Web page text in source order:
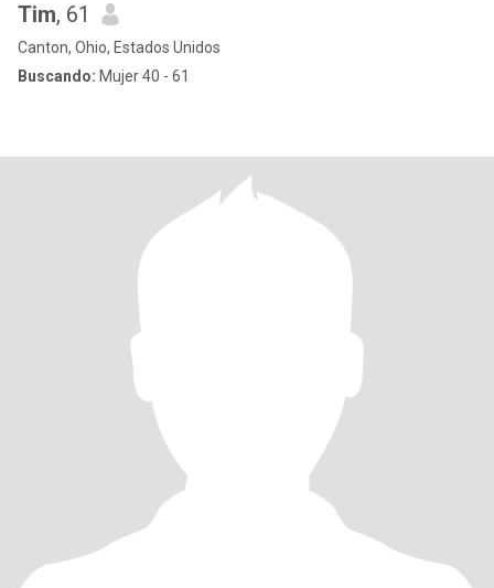
Tim, 61
Canton, Ohio, Estados Unidos
Buscando: Mujer 40 - 61